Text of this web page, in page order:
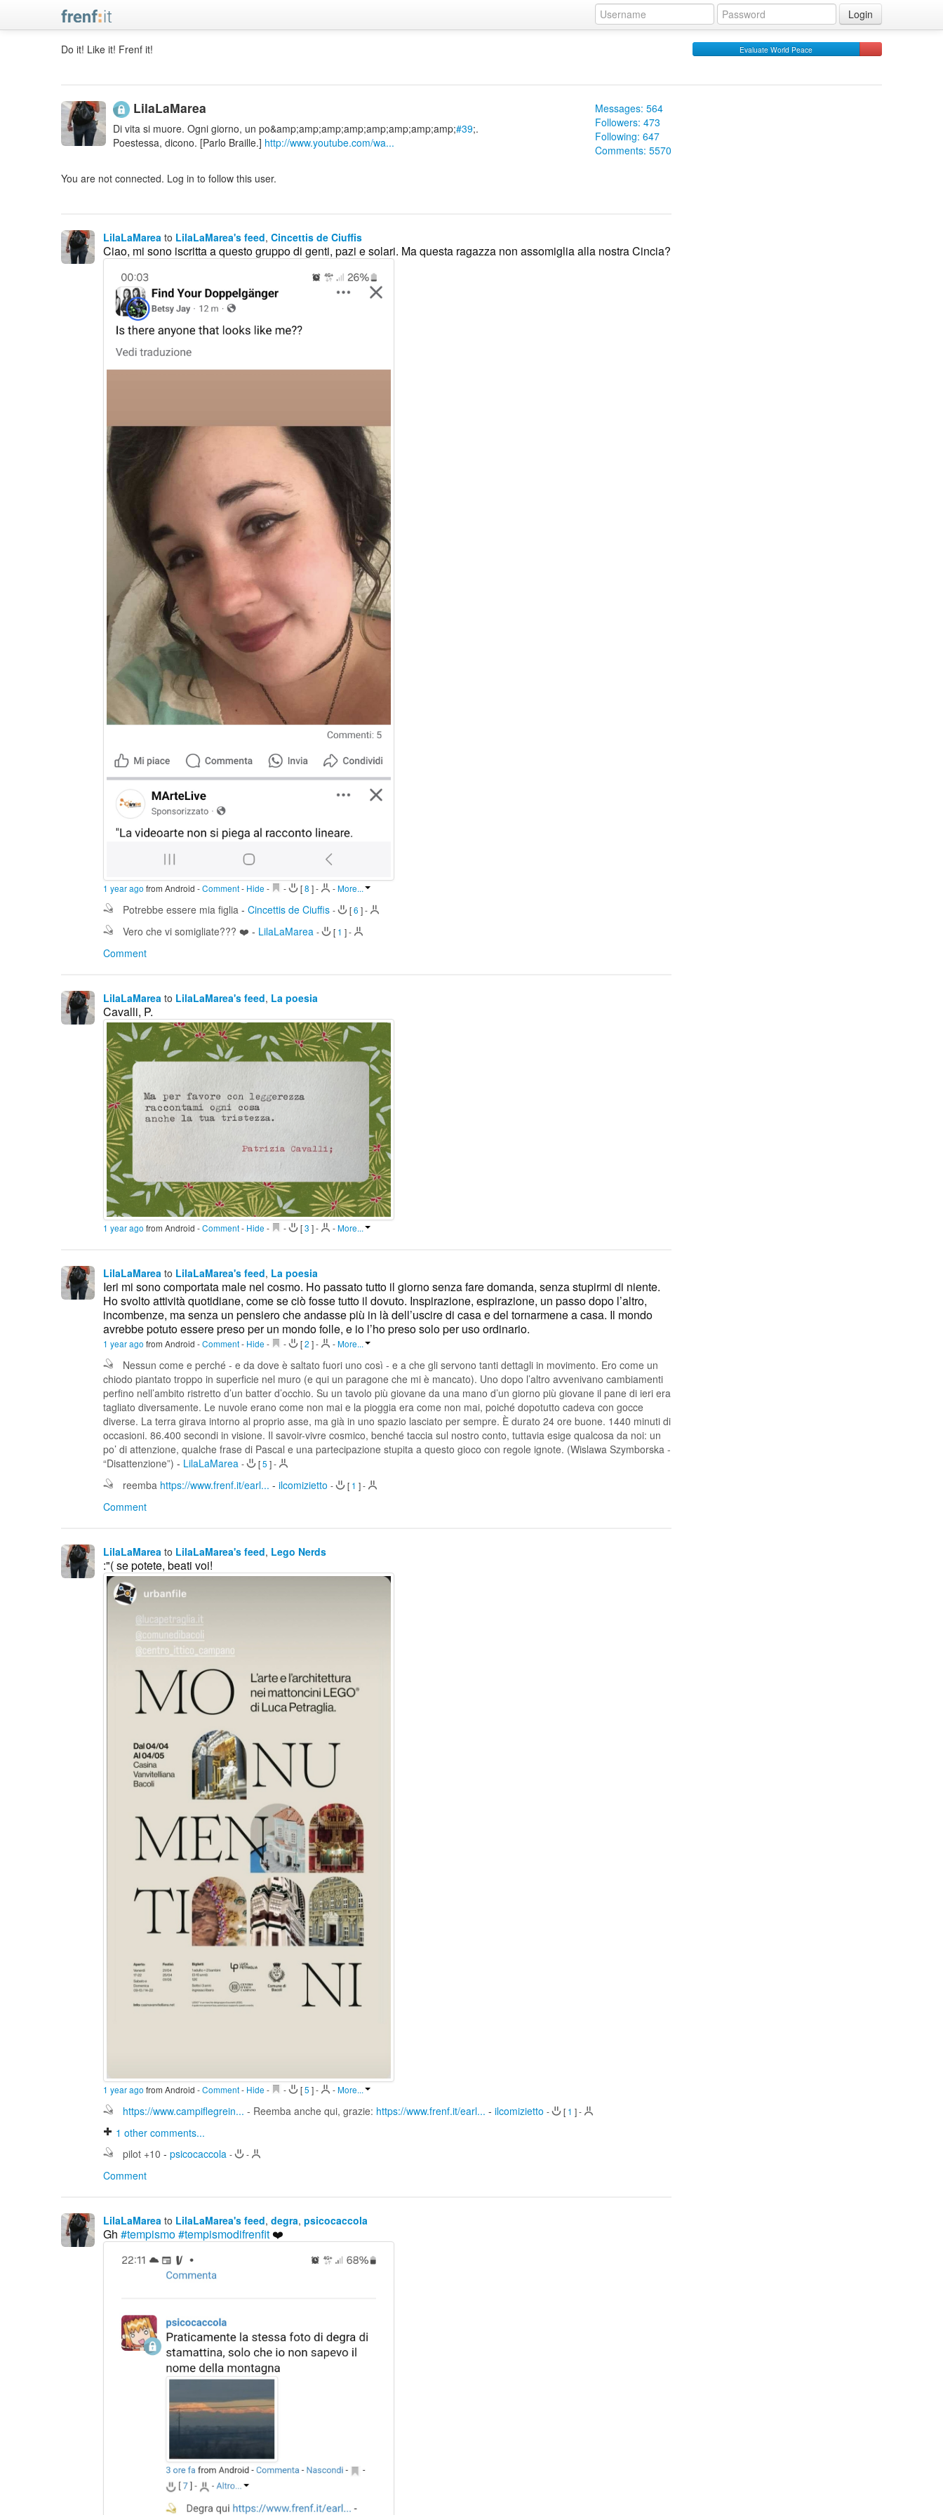
Login
Do it! Like it! Frenf it! Evaluate World Peace
LilaLaMarea
Di vita si muore. Ogni giorno, un po&amp;amp;amp;amp;amp;amp;amp;amp;#39;.
Poestessa, dicono. [Parlo Braille.] http://www.youtube.com/wa...
Messages: 564
Followers: 473
Following: 647
Comments: 5570
You are not connected. Log in to follow this user.
LilaLaMarea to LilaLaMarea's feed, Cincettis de Ciuffis
Ciao, mi sono iscritta a questo gruppo di genti, pazi e solari. Ma questa ragazza non assomiglia alla nostra Cincia?
1 year ago from Android -Comment- Hide - - [8 ]- -More...
Potrebbe essere mia figlia - Cincettis de Ciuffis - [6 ]-
Vero che vi somigliate??? ❤️ - LilaLaMarea - [ 1 ]-
Comment
LilaLaMarea to LilaLaMarea's feed, La poesia
Cavalli, P.
1 year ago from Android -Comment- Hide - - [3 ]- -More...
LilaLaMarea to LilaLaMarea's feed, La poesia
Ieri mi sono comportata male nel cosmo. Ho passato tutto il giorno senza fare domanda, senza stupirmi di niente.
Ho svolto attività quotidiane, come se ciò fosse tutto il dovuto. Inspirazione, espirazione, un passo dopo l’altro,
incombenze, ma senza un pensiero che andasse più in là dell’uscire di casa e del tornarmene a casa. Il mondo
avrebbe potuto essere preso per un mondo folle, e io l’ho preso solo per uso ordinario.
1 year ago from Android -Comment- Hide - - [2 ]- -More...
Nessun come e perché - e da dove è saltato fuori uno così - e a che gli servono tanti dettagli in movimento. Ero come un
chiodo piantato troppo in superficie nel muro (e qui un paragone che mi è mancato). Uno dopo l’altro avvenivano cambiamenti
perfino nell’ambito ristretto d’un batter d’occhio. Su un tavolo più giovane da una mano d’un giorno più giovane il pane di ieri era
tagliato diversamente. Le nuvole erano come non mai e la pioggia era come non mai, poiché dopotutto cadeva con gocce
diverse. La terra girava intorno al proprio asse, ma già in uno spazio lasciato per sempre. È durato 24 ore buone. 1440 minuti di
occasioni. 86.400 secondi in visione. Il savoir-vivre cosmico, benché taccia sul nostro conto, tuttavia esige qualcosa da noi: un
po’ di attenzione, qualche frase di Pascal e una partecipazione stupita a questo gioco con regole ignote. (Wislawa Szymborska -
“Disattenzione”) - LilaLaMarea - [5 ]-
reemba https://www.frenf.it/earl... - ilcomizietto - [ 1 ]-
Comment
LilaLaMarea to LilaLaMarea's feed, Lego Nerds
:"( se potete, beati voi!
1 year ago from Android -Comment- Hide - - [5 ]- -More...
https://www.campiflegrein... - Reemba anche qui, grazie: https://www.frenf.it/earl... - ilcomizietto - [ 1 ]-
1 other comments...
pilot +10 - psicocaccola - -
Comment
LilaLaMarea to LilaLaMarea's feed, degra, psicocaccola
Gh #tempismo#tempismodifrenfit ❤️